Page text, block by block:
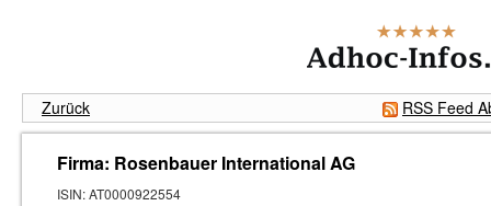
Zurück RSS Feed
Firma: Rosenbauer International AG
ISIN:AT0000922554